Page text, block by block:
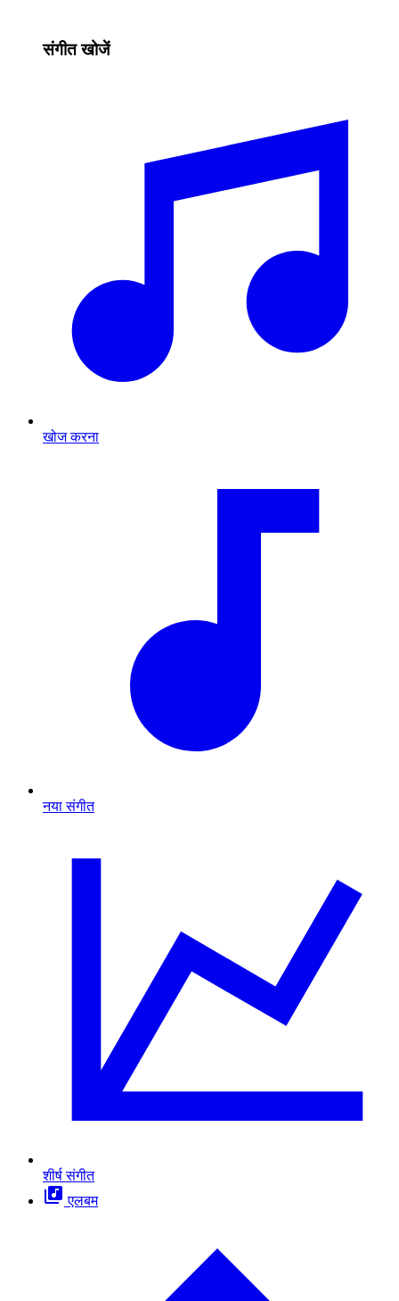
संगीत खोजें
खोज करना
नया संगीत
शीर्ष संगीत
एलबम